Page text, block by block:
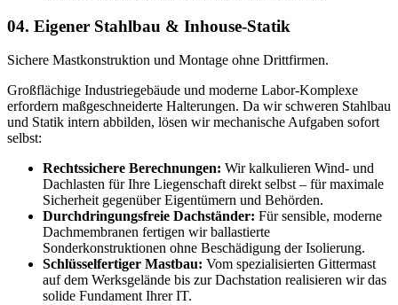
04. Eigener Stahlbau & Inhouse-Statik
Sichere Mastkonstruktion und Montage ohne Drittfirmen.
Großflächige Industriegebäude und moderne Labor-Komplexe
erfordern maßgeschneiderte Halterungen. Da wir schweren Stahlbau
und Statik intern abbilden, lösen wir mechanische Aufgaben sofort
selbst:
Rechtssichere Berechnungen: Wir kalkulieren Wind- und
Dachlasten für Ihre Liegenschaft direkt selbst – für maximale
Sicherheit gegenüber Eigentümern und Behörden.
Durchdringungsfreie Dachständer: Für sensible, moderne
Dachmembranen fertigen wir ballastierte
Sonderkonstruktionen ohne Beschädigung der Isolierung.
Schlüsselfertiger Mastbau: Vom spezialisierten Gittermast
auf dem Werksgelände bis zur Dachstation realisieren wir das
solide Fundament Ihrer IT.